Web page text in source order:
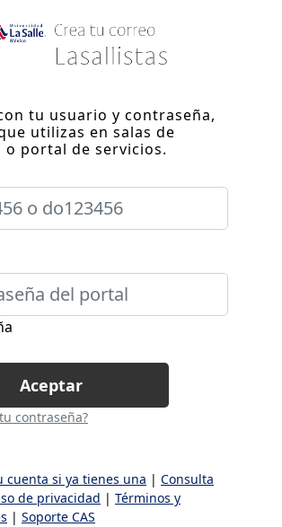
tu usuario y contraseña,
utilizas en salas de
o portal de servicios.
contraseña?
cuenta si ya tienes una | Consulta
de privacidad | Términos y
| Soporte CAS